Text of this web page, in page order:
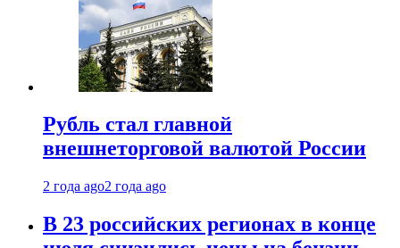
Рубль стал главной
внешнеторговой валютой России
2 года ago2 года ago
В 23 российских регионах в конце